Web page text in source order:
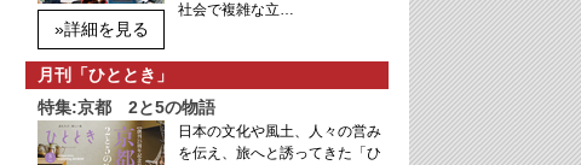
»詳細を見る
社会で複雑な立…
月刊「ひととき」
特集:京都 2と5の物語
日本の文化や風土、人々の営み
を伝え、旅へと誘ってきた「ひ